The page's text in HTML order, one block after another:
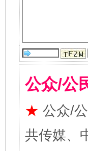
公众/公
★ 公众/
共传媒、